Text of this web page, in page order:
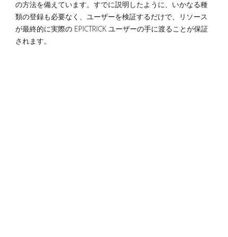
の方法を備えています。すでに説明したように、いかなる種
類の登録も必要なく、ユーザーを検証するだけで、リソース
が最終的に実際の EPICTRICK ユーザーの手に渡ることが保証
されます。